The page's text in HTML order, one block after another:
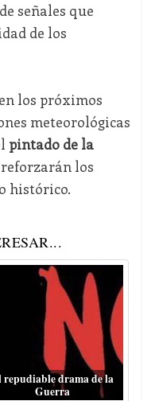
señales que
de los
los próximos
meteorológicas
pintado de la
los
histórico.
repudiable drama de la
Guerra